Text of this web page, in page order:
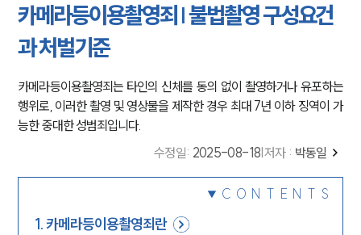
카메라등이용촬영죄 | 불법촬영 구성요건
과 처벌기준
카메라등이용촬영죄는 타인의 신체를 동의 없이 촬영하거나 유포하는
행위로, 이러한 촬영 및 영상물을 제작한 경우 최대 7년 이하 징역이 가
능한 중대한 성범죄입니다.
수정일: 2025-08-18 저자 : 박동일
CONTENTS
1.카메라등이용촬영죄란